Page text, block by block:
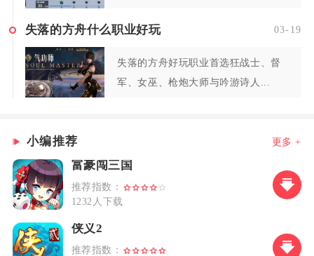
失落的方舟什么职业好玩 03-19
失落的方舟好玩职业首选狂战士、督
军、女巫、枪炮大师与吟游诗人...
小编推荐 更多 +
富豪闯三国
推荐指数：
1232人下载
侠义2
推荐指数：